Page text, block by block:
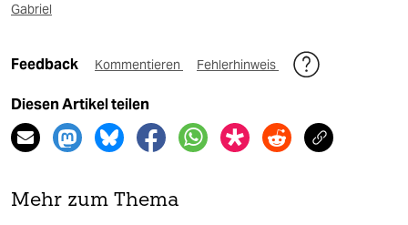
Gabriel
Feedback Kommentieren Fehlerhinweis
Diesen Artikel teilen
Mehr zum Thema